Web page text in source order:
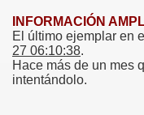
INFORMACIÓN
El último ejemplar en
27 06:10:38.
Hace más de un mes
intentándolo.